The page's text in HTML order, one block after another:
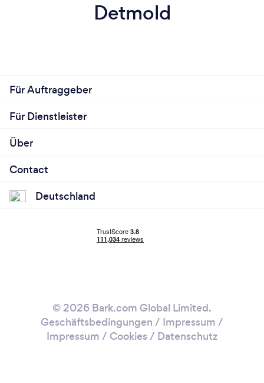
Detmold
Für Auftraggeber
Für Dienstleister
Über
Contact
Deutschland
© 2026 Bark.com Global Limited.
Geschäftsbedingungen / Impressum /
Impressum / Cookies / Datenschutz